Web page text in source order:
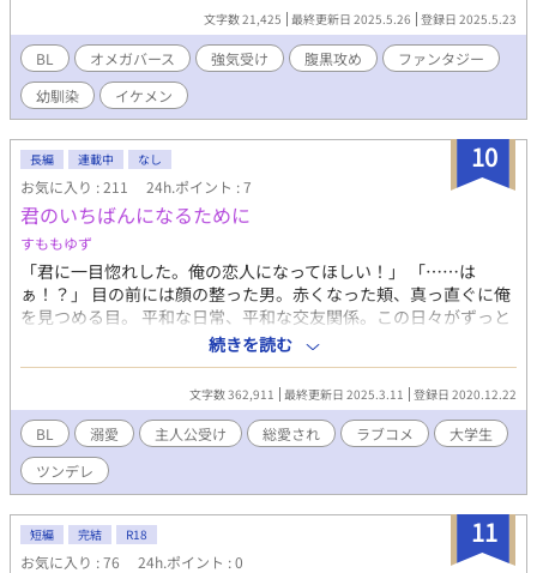
文字数 21,425 最終更新日 2025.5.26 登録日 2025.5.23
BL オメガバース 強気受け 腹黒攻め
ファンタジー
幼馴染
イケメン
10
長編 連載中 なし
お気に入り : 211 24h.ポイント : 7
君のいちばんになるために
すももゆず
「君に一目惚れした。俺の恋人になってほしい！」 「……は
ぁ！？」 目の前には顔の整った男。赤くなった頬、真っ直ぐに俺
を見つめる目。 平和な日常、平和な交友関係。この日々がずっと
続くと思っていたのに……この男、髙月玲依に告白されてから俺
の生活は一変してしまった……！ 大学生たちのラブコメBLです。
過去のトラウマのせいで他人に心を開けない由宇と、そんな由宇
に一目惚れした玲依が由宇に寄り添っていく話。 由宇のことを好
きな男が玲依を含めて三人いますが、全員嫉妬深くてお互いに譲
る気はないので、なかなか関係が拗れています。 バチバチのライ
バル関係かと思いきや、由宇のことになると結託するのでわりと
仲が良いのかもしれない。 わいわいしてたり、時には感情が揺れ
動いたりします。 誤字などは見つけ次第直します。 ＊漫画も掲載
中(小説本編の内容ではありません) ＊別サイトにも掲載中
続きを読む
文字数 362,911 最終更新日 2025.3.11 登録日 2020.12.22
BL 溺愛 主人公受け 総愛され ラブコメ
大学生
ツンデレ
11
短編 完結 R18
お気に入り : 76 24h.ポイント : 0